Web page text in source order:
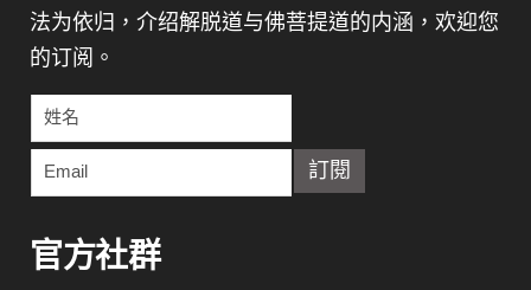
法为依归，介绍解脱道与佛菩提道的内涵，欢迎您
的订阅。
官方社群